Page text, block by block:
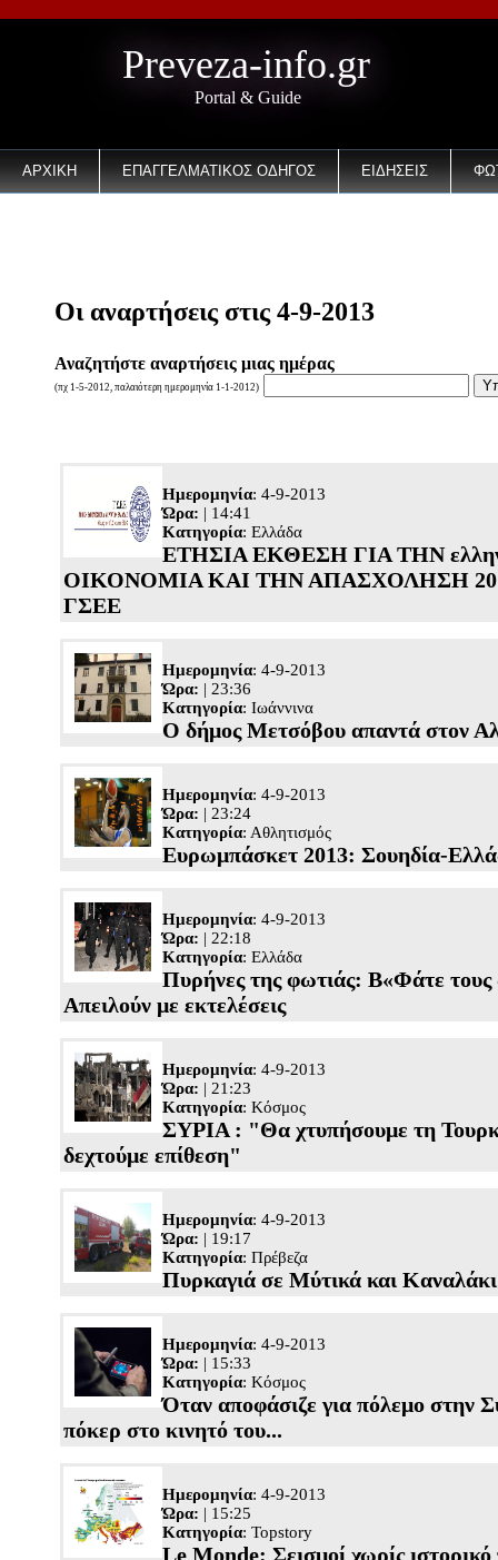
Preveza-info.gr
Portal & Guide
ΑΡΧΙΚΗ ΕΠΑΓΓΕΛΜΑΤΙΚΟΣ ΟΔΗΓΟΣ ΕΙΔΗΣΕΙΣ
Οι αναρτήσεις στις 4-9-2013
Αναζητήστε αναρτήσεις μιας ημέρας
(πχ 1-5-2012, παλαιότερη ημερομηνία 1-1-2012)
Ημερομηνία: 4-9-2013
Ώρα: | 14:41
Κατηγορία: Ελλάδα
ΕΤΗΣΙΑ ΕΚΘΕΣΗ ΓΙΑ ΤΗΝ
ΟΙΚΟΝΟΜΙΑ ΚΑΙ ΤΗΝ ΑΠΑΣΧΟΛΗΣΗ
ΓΣΕΕ
Ημερομηνία: 4-9-2013
Ώρα: | 23:36
Κατηγορία: Ιωάννινα
Ο δήμος Μετσόβου απαντά στον
Ημερομηνία: 4-9-2013
Ώρα: | 23:24
Κατηγορία: Αθλητισμός
Ευρωμπάσκετ 2013: Σουηδία-
Ημερομηνία: 4-9-2013
Ώρα: | 22:18
Κατηγορία: Ελλάδα
Πυρήνες της φωτιάς: Β«Φάτε τους
Απειλούν με εκτελέσεις
Ημερομηνία: 4-9-2013
Ώρα: | 21:23
Κατηγορία: Κόσμος
ΣΥΡΙΑ : "Θα χτυπήσουμε τη
δεχτούμε επίθεση"
Ημερομηνία: 4-9-2013
Ώρα: | 19:17
Κατηγορία: Πρέβεζα
Πυρκαγιά σε Μύτικά και Καναλάκι
Ημερομηνία: 4-9-2013
Ώρα: | 15:33
Κατηγορία: Κόσμος
Όταν αποφάσιζε για πόλεμο στην
πόκερ στο κινητό του...
Ημερομηνία: 4-9-2013
Ώρα: | 15:25
Κατηγορία: Topstory
Le Monde: Σεισμοί χωρίς